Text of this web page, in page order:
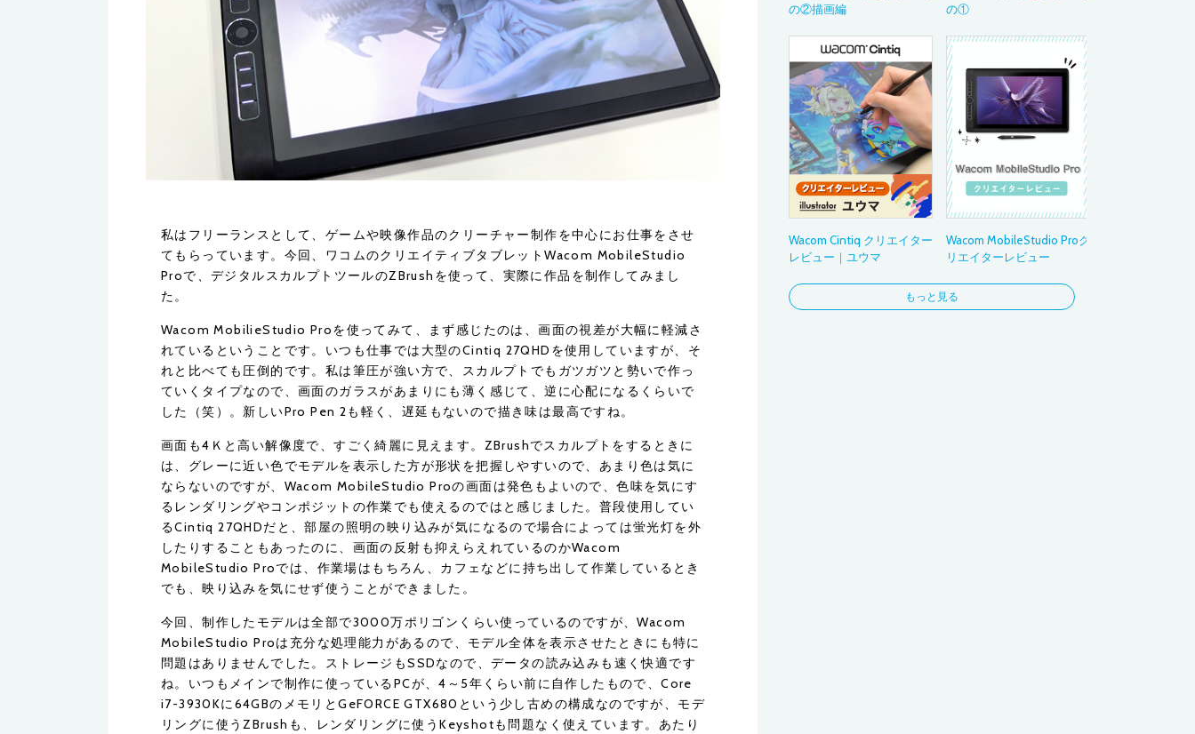
私はフリーランスとして、ゲームや映像作品のクリーチャー制作を中心にお仕事をさせ
てもらっています。今回、ワコムのクリエイティブタブレットWacom MobileStudio
Proで、デジタルスカルプトツールのZBrushを使って、実際に作品を制作してみまし
た。
Wacom MobilieStudio Proを使ってみて、まず感じたのは、画面の視差が大幅に軽減さ
れているということです。いつも仕事では大型のCintiq 27QHDを使用していますが、そ
れと比べても圧倒的です。私は筆圧が強い方で、スカルプトでもガツガツと勢いで作っ
ていくタイプなので、画面のガラスがあまりにも薄く感じて、逆に心配になるくらいで
した（笑）。新しいPro Pen 2も軽く、遅延もないので描き味は最高ですね。
画面も4Ｋと高い解像度で、すごく綺麗に見えます。ZBrushでスカルプトをするときに
は、グレーに近い色でモデルを表示した方が形状を把握しやすいので、あまり色は気に
ならないのですが、Wacom MobileStudio Proの画面は発色もよいので、色味を気にす
るレンダリングやコンポジットの作業でも使えるのではと感じました。普段使用してい
るCintiq 27QHDだと、部屋の照明の映り込みが気になるので場合によっては蛍光灯を外
したりすることもあったのに、画面の反射も抑えらえれているのかWacom
MobileStudio Proでは、作業場はもちろん、カフェなどに持ち出して作業しているとき
でも、映り込みを気にせず使うことができました。
今回、制作したモデルは全部で3000万ポリゴンくらい使っているのですが、Wacom
MobileStudio Proは充分な処理能力があるので、モデル全体を表示させたときにも特に
問題はありませんでした。ストレージもSSDなので、データの読み込みも速く快適です
ね。いつもメインで制作に使っているPCが、4～5年くらい前に自作したもので、Core
i7-3930Kに64GBのメモリとGeFORCE GTX680という少し古めの構成なのですが、モデ
リングに使うZBrushも、レンダリングに使うKeyshotも問題なく使えています。あたり
の②描画編
の①
Wacom Cintiq クリエイター
レビュー｜ユウマ
Wacom MobileStudio Proク
リエイターレビュー
もっと見る